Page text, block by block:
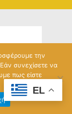
EL
την
συνεχίσετε να
πως είστε